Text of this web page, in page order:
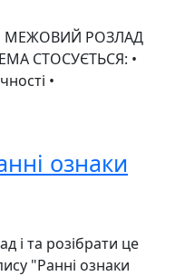
МЕЖОВИЙ РОЗЛАД
СТОСУЄТЬСЯ: •
•
ознаки
і та розібрати це
"Ранні ознаки